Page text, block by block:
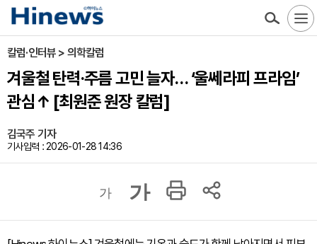
칼럼·인터뷰 > 의학칼럼
겨울철 탄력·주름 고민 늘자… ‘울쎄라피 프라임’
관심↑ [최원준 원장 칼럼]
김국주 기자
기사입력 : 2026-01-28 14:36
가 가